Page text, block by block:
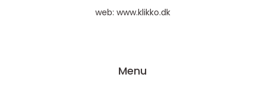
web: www.klikko.dk
Menu